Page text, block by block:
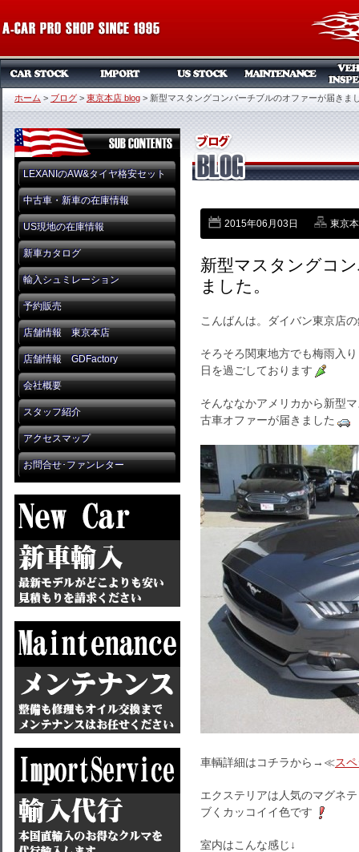
ホーム > ブログ > 東京本店 blog > 新型マスタングコンバーチブルのオファーが届きま
LEXANIのAW&タイヤ格安セット
中古車・新車の在庫情報
US現地の在庫情報
新車カタログ
輸入シュミレーション
予約販売
店舗情報 東京本店
店舗情報 GDFactory
会社概要
スタッフ紹介
アクセスマップ
お問合せ･ファンレター
2015年06月03日 東京
新型マスタングコ
ました。
こんばんは。ダイバン東京店
そろそろ関東地方でも梅雨入
日を過ごしております
そんななかアメリカから新型
古車オファーが届きました
車輌詳細はコチラから→≪ス
エクステリアは人気のマグネ
ブくカッコイイ色です
室内はこんな感じ↓